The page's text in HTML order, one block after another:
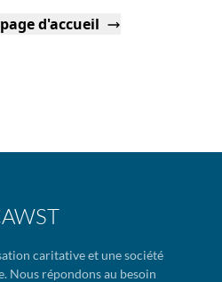
d'accueil
caritative et une société
Nous répondons au besoin